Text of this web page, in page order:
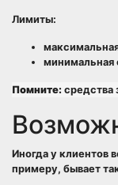
Лимиты:
минимальная
Помните: средства
Иногда у клиентов
примеру, бывает